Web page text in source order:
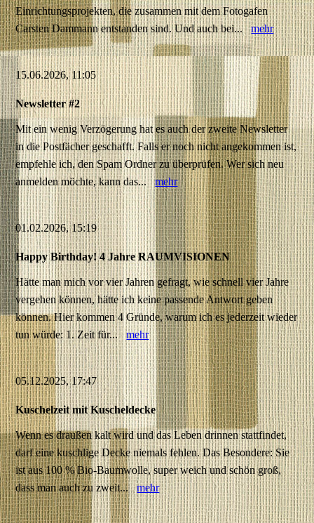
Einrichtungsprojekten, die zusammen mit dem Fotogafen
Carsten Dammann entstanden sind. Und auch bei...mehr
15.06.2026, 11:05
Newsletter #2
Mit ein wenig Verzögerung hat es auch der zweite Newsletter
in die Postfächer geschafft. Falls er noch nicht angekommen ist,
empfehle ich, den Spam Ordner zu überprüfen. Wer sich neu
anmelden möchte, kann das...mehr
01.02.2026, 15:19
Happy Birthday! 4 Jahre RAUMVISIONEN
Hätte man mich vor vier Jahren gefragt, wie schnell vier Jahre
vergehen können, hätte ich keine passende Antwort geben
können. Hier kommen 4 Gründe, warum ich es jederzeit wieder
tun würde: 1. Zeit für...mehr
05.12.2025, 17:47
Kuschelzeit mit Kuscheldecke
Wenn es draußen kalt wird und das Leben drinnen stattfindet,
darf eine kuschlige Decke niemals fehlen. Das Besondere: Sie
ist aus 100 % Bio-Baumwolle, super weich und schön groß,
dass man auch zu zweit...mehr